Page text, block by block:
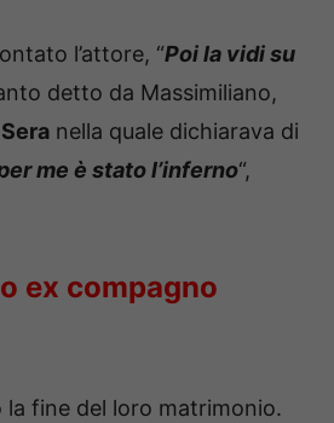
l’attore, “Poi la vidi su
detto da Massimiliano,
nella quale dichiarava di
me è stato l’inferno“,
ex compagno
la fine del loro matrimonio.